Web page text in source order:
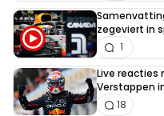
zegeviert in
1
Live reacties
Verstappen
18